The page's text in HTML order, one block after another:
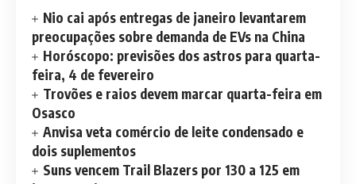
Nio cai após entregas de janeiro levantarem
preocupações sobre demanda de EVs na China
Horóscopo: previsões dos astros para quarta-
feira, 4 de fevereiro
Trovões e raios devem marcar quarta-feira em
Osasco
Anvisa veta comércio de leite condensado e
dois suplementos
Suns vencem Trail Blazers por 130 a 125 em